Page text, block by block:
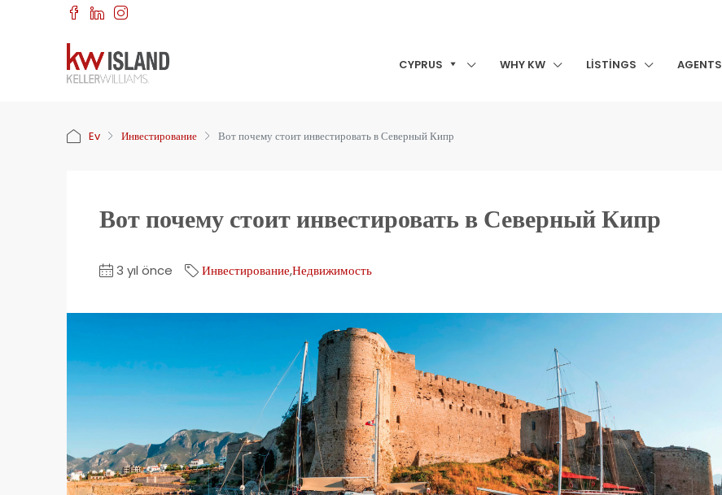
CYPRUS WHY KW LISTINGS AGENTS
Ev Инвестирование Вот почему стоит инвестировать в Северный Кипр
Вот почему стоит инвестировать в Северный Кипр
3 yıl önce Инвестирование,Недвижимость